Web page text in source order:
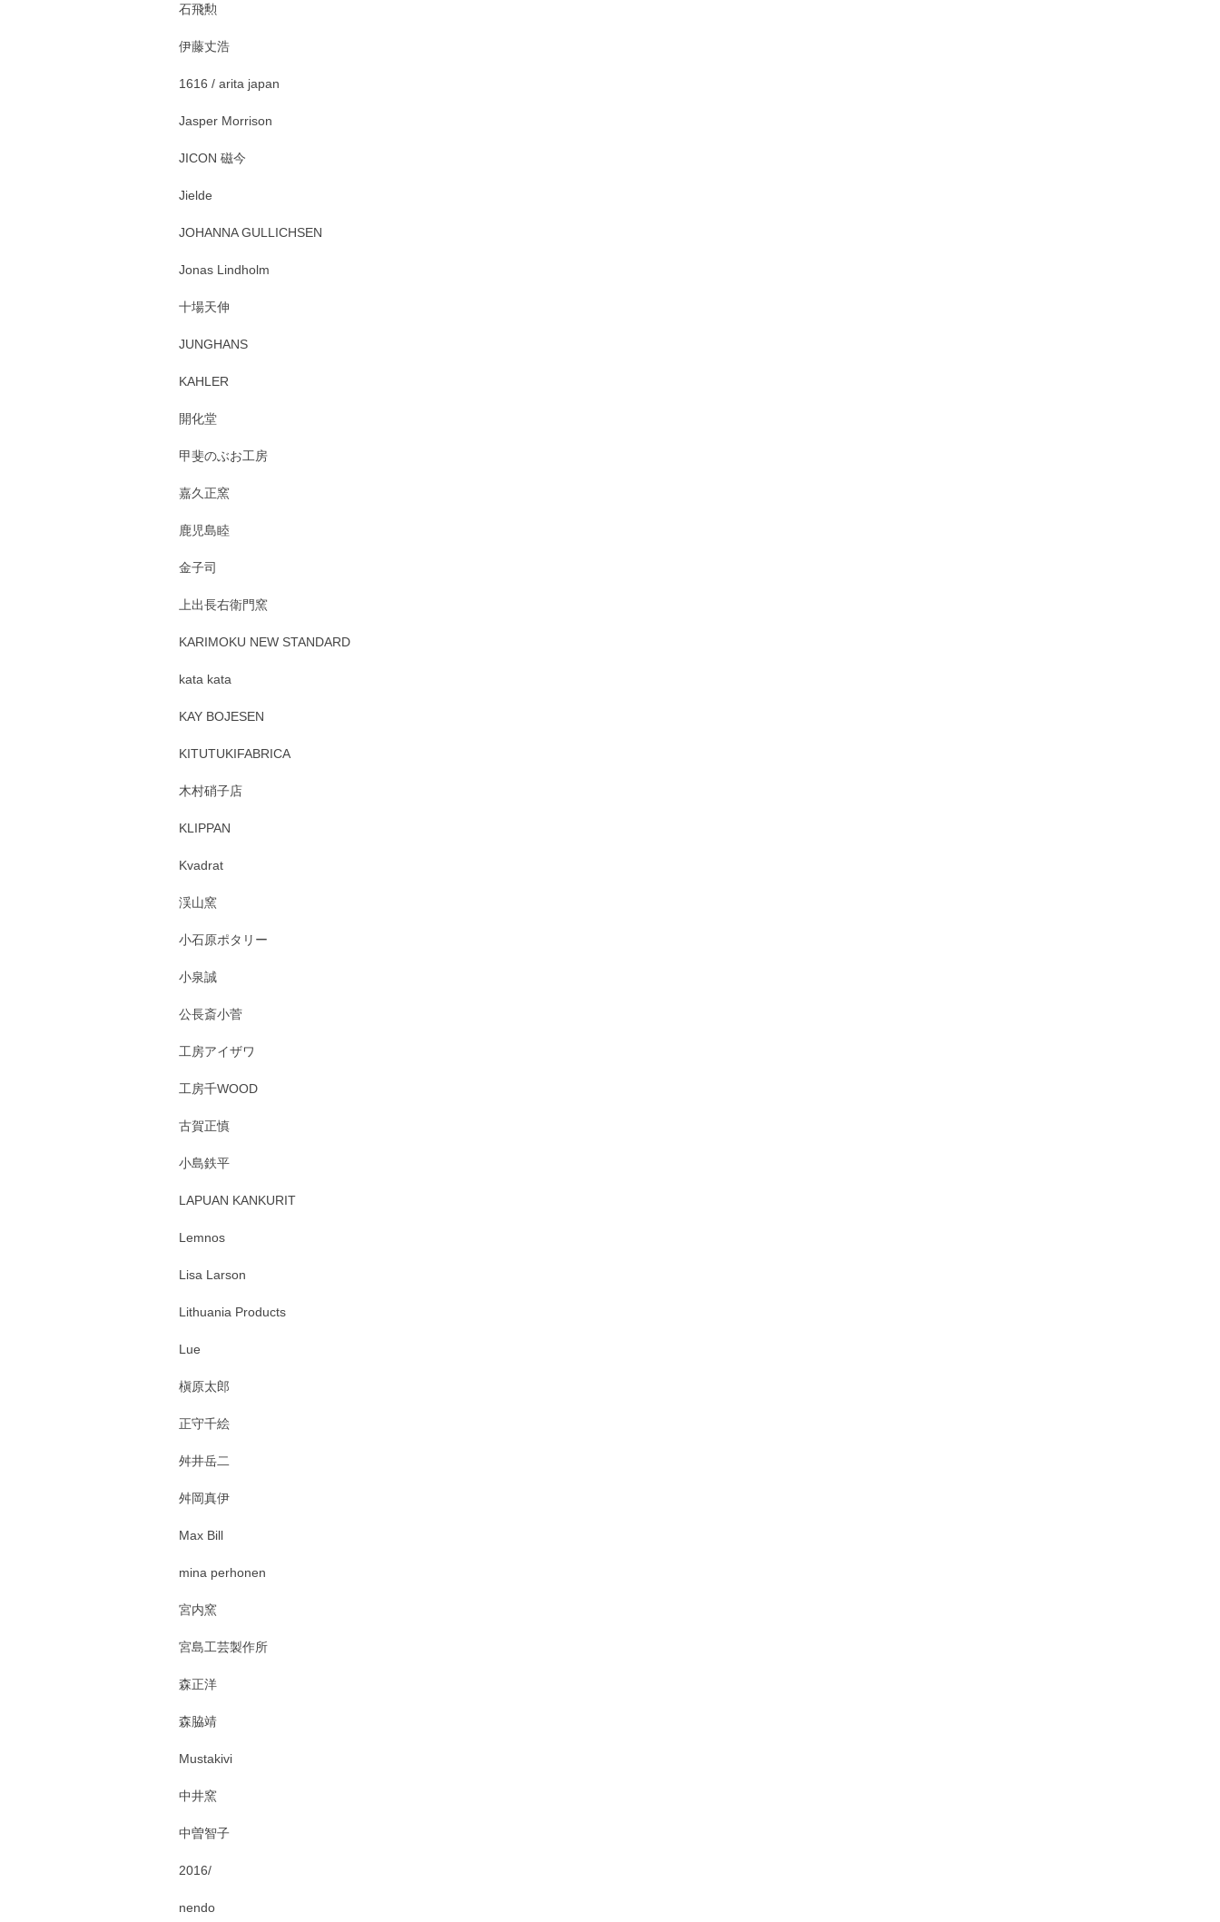
石飛勲
伊藤丈浩
1616 / arita japan
Jasper Morrison
JICON 磁今
Jielde
JOHANNA GULLICHSEN
Jonas Lindholm
十場天伸
JUNGHANS
KAHLER
開化堂
甲斐のぶお工房
嘉久正窯
鹿児島睦
金子司
上出長右衛門窯
KARIMOKU NEW STANDARD
kata kata
KAY BOJESEN
KITUTUKIFABRICA
木村硝子店
KLIPPAN
Kvadrat
渓山窯
小石原ポタリー
小泉誠
公長斎小菅
工房アイザワ
工房千WOOD
古賀正慎
小島鉄平
LAPUAN KANKURIT
Lemnos
Lisa Larson
Lithuania Products
Lue
槇原太郎
正守千絵
舛井岳二
舛岡真伊
Max Bill
mina perhonen
宮内窯
宮島工芸製作所
森正洋
森脇靖
Mustakivi
中井窯
中曽智子
2016/
nendo